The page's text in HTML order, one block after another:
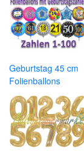
Geburtstag 45 cm
Folienballons